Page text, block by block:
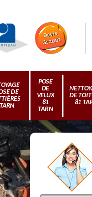
DE
POSE
DE
VELUX
81
TARN
DE
81